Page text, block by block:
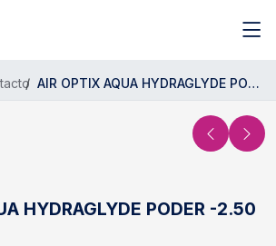
AIR OPTIX AQUA HYDRAGLYDE PODER -2.50 CB - 8.6
HYDRAGLYDE PODER -2.50